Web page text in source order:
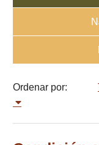
Ordenar por: